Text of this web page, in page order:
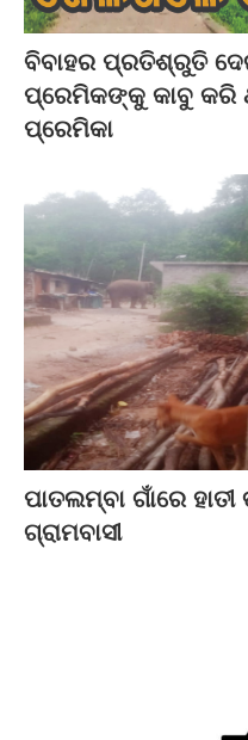
ବିବାହର ପ୍ରତିଶ୍ରୁତି
ପ୍ରେମିକଙ୍କୁ କାବୁ କରି
ପ୍ରେମିକା
ପାତଲମ୍ବା ଗାଁରେ
ଗ୍ରାମବାସୀ